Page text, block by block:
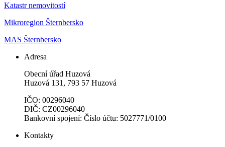
Katastr nemovitostí
Mikroregion Šternbersko
MAS Šternbersko
Adresa
Obecní úřad Huzová
Huzová 131, 793 57 Huzová
IČO: 00296040
DIČ: CZ00296040
Bankovní spojení: Číslo účtu: 5027771/0100
Kontakty